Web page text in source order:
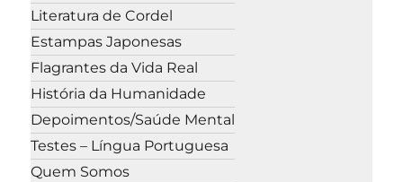
Literatura de Cordel
Estampas Japonesas
Flagrantes da Vida Real
História da Humanidade
Depoimentos/Saúde Mental
Testes – Língua Portuguesa
Quem Somos